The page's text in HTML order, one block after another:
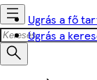
Ugrás a fő
Ugrás a